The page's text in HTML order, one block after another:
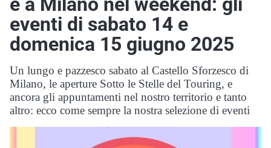
eventi di sabato 14 e
domenica 15 giugno 2025
Un lungo e pazzesco sabato al Castello Sforzesco di
Milano, le aperture Sotto le Stelle del Touring, e
ancora gli appuntamenti nel nostro territorio e tanto
altro: ecco come sempre la nostra selezione di eventi